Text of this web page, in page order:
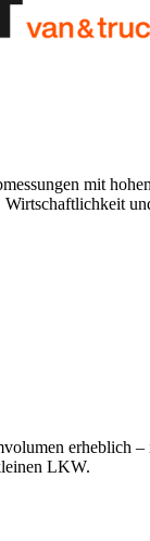
mit
erheblich
LKW.